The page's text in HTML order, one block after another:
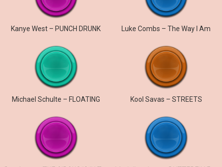
Kanye West – PUNCH DRUNK Luke Combs – The Way I Am
Michael Schulte – FLOATING Kool Savas – STREETS